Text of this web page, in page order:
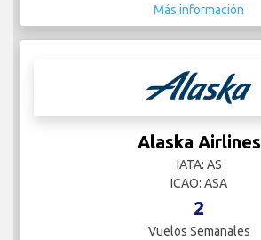
Más información
Alaska Airlines
IATA: AS
ICAO: ASA
2
Vuelos Semanales